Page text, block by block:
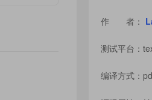
作 者：
测试平台：
编译方式：